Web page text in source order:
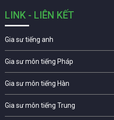
LINK - LIÊN KẾT
Gia sư tiếng anh
Gia sư môn tiếng Pháp
Gia sư môn tiếng Hàn
Gia sư môn tiếng Trung